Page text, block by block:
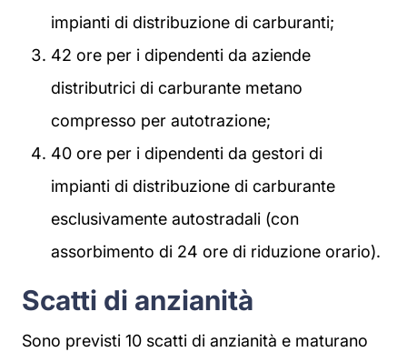
impianti di distribuzione di carburanti;
42 ore per i dipendenti da aziende
distributrici di carburante metano
compresso per autotrazione;
40 ore per i dipendenti da gestori di
impianti di distribuzione di carburante
esclusivamente autostradali (con
assorbimento di 24 ore di riduzione orario).
Scatti di anzianità
Sono previsti 10 scatti di anzianità e maturano